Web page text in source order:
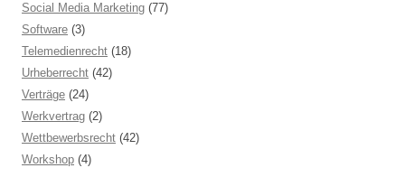
Social Media Marketing (77)
Software (3)
Telemedienrecht (18)
Urheberrecht (42)
Verträge (24)
Werkvertrag (2)
Wettbewerbsrecht (42)
Workshop (4)